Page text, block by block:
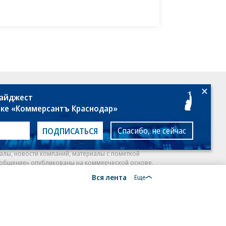
Вся лента Еще
новости компаний, материалы с пометкой
опубликованы на коммерческой основе.
рекомендательные технологии. Подробнее
«Коммерсантъ Краснодар»
ПОДПИСАТЬСЯ Спасибо, не сейчас